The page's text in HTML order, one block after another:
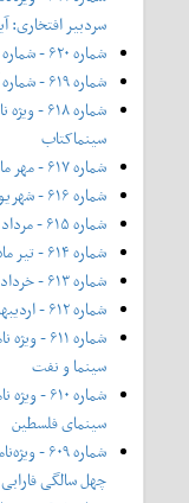
سردبیر افتخاری:
شماره ۶۲۰ - شماره دی ماه ۱۴۰۳
شماره ۶۱۹ - شماره آذر ۱۴۰۳
سینماکتاب
شماره ۶۱۷ - مهر ماه ۱۴۰۳
شماره ۶۱۶ - شهریور ماه ۱۴۰۳ ویژه‌نامه روز ملی سینما
شماره ۶۱۵ - مرداد ماه ۱۴۰۳
شماره ۶۱۴ - تیر ماه ۱۴۰۳
شماره ۶۱۳ - خرداد ماه ۱۴۰۳
شماره ۶۱۲ - اردیبهشت ماه ۱۴۰۳
سینما و نفت
شماره
سینمای فلسطین
شماره
چهل سالگی فارابی